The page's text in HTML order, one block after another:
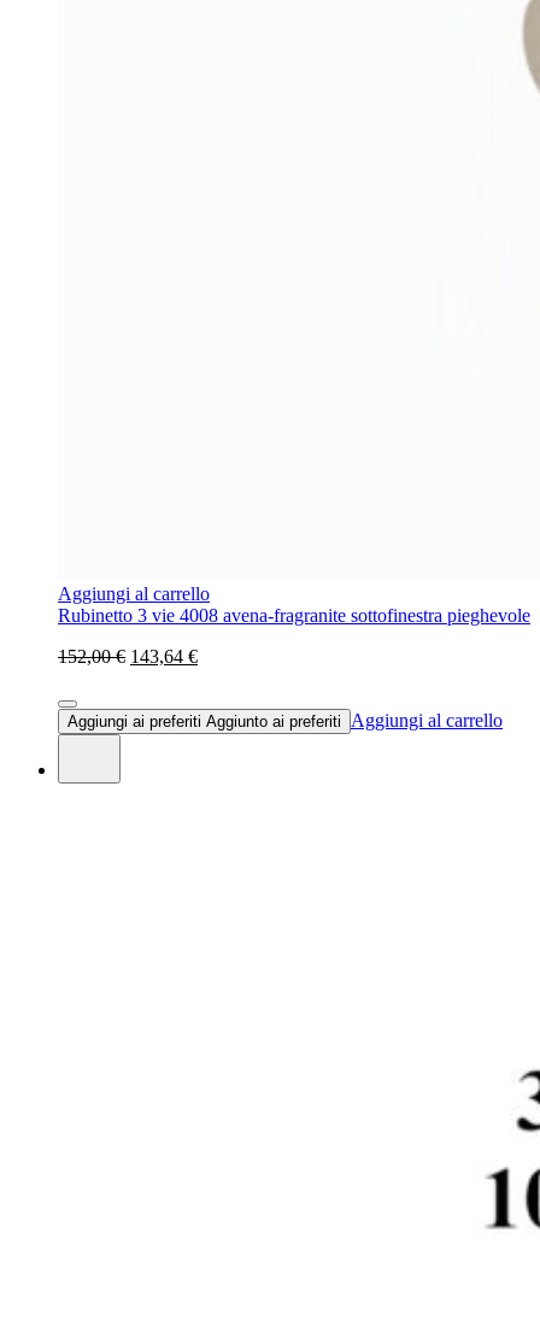
Aggiungi al carrello
Rubinetto 3 vie 4008 avena-fragranite sottofinestra pieghevole
152,00 € 143,64 €
Aggiungi ai preferiti Aggiunto ai preferiti Aggiungi al carrello